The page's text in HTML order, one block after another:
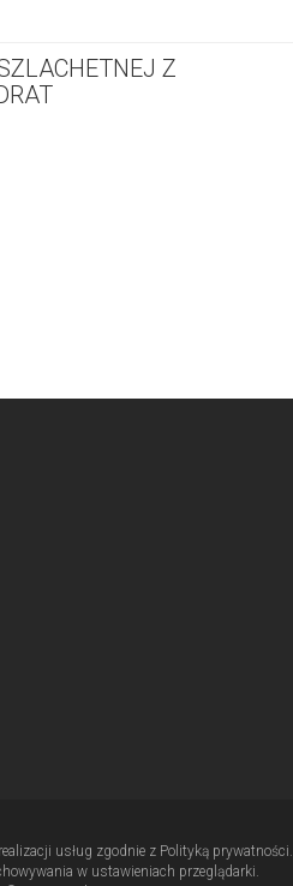
Z
usług zgodnie z Polityką prywatności.
w ustawieniach przeglądarki.